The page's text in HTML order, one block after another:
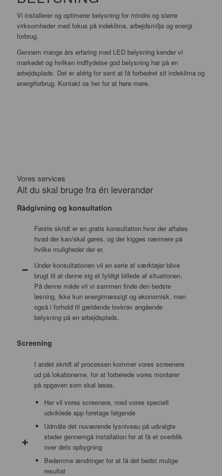
Vi installerer og optimerer belysning for mindre og større
virksomheder med fokus på indeklima, arbejdsmiljø og energi
forbrug.
Gennem mange års erfaring med LED belysning kender vi
markedet og hvilken indflydelse god belysning har på en
arbejdsplads. Det er aldrig for sent at få forbedret sit indeklima og
energiforbrug. Kontakt os her for at høre mere.
Vores services
Alt du skal bruge fra én leverandør
Rådgivning og konsultation
Første skridt er en gratis konsultation hvor der aftales
hvad der kan/skal gøres, og der kigges nærmere på
hvilke muligheder der er.
Under konsultationen vil en serie af værktøjer blive
brugt til at danne sig et fyldigt billede af situationen.
På denne måde vil vi sammen finde den bedste
løsning, ikke kun energimæssigt og økonomisk, men
også i forhold til gældende lovkrav angående
belysning på en arbejdsplads.
Screening
I andet skridt af processen kommer vores screenere
ud på lokationerne, for at forberede vores montører
på opgaven som skal løses.
Her vil vores screenere, med vores specielt
udviklede app foretage følgende
Udmåle det nuværende lysniveau på udvalgte
steder gennemgå installation for at få et overblik
over dets opbygning
Bedømme ændringer for at få det bedst mulige
resultat